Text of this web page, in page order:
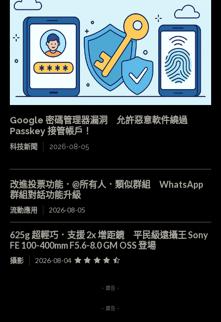
Google 密碼管理器漏洞 允許惡意軟件繞過
Passkey 接管帳戶！
科技新聞 2026-08-05
改進投票功能．@所有人．類似群組 WhatsApp
群組對話功能升級
流動應用 2026-08-05
625g 超輕巧．支援 2x 增距鏡 平民級遠攝王 Sony
FE 100-400mm F5.6-8.0 GM OSS 登場
攝影 2026-08-04
- 廣告 -
- 廣告 -